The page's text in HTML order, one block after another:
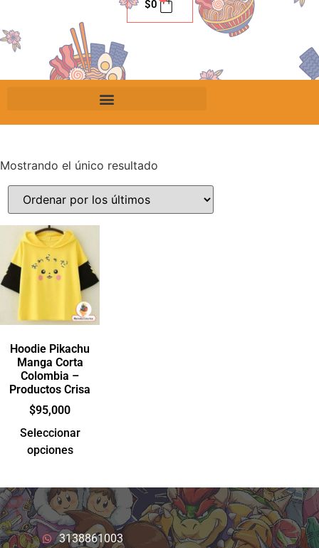
$0
Mostrando el único resultado
Hoodie Pikachu
Manga Corta
Colombia –
Productos Crisa
$95,000
Seleccionar
opciones
3138861003